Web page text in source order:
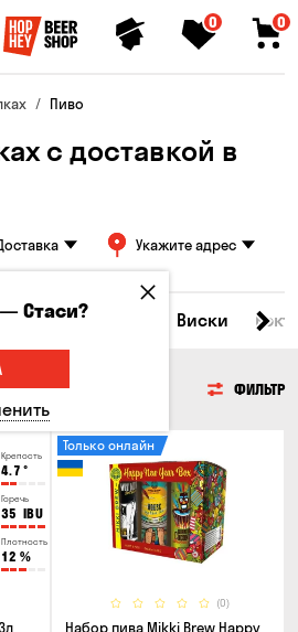
0 0
Пиво
с доставкой в
Укажите адрес
Сидр Виски
ФИЛЬТР
Крепость
4.7 °
Горечь
35 IBU
Плотность
12 %
(0)
Только онлайн
Набор пива Mikki Brew Happy
—Стаси?